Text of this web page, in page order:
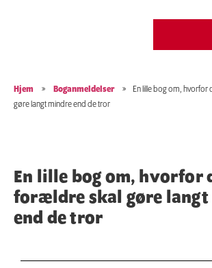
Hjem » Boganmeldelser »
En lille bog om,
gøre langt mindre end de tror
En lille bog om, hvorfor
forældre skal gøre langt
end de tror